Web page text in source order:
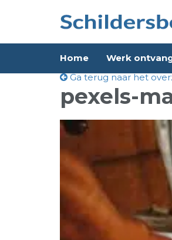
Home Werk
Ga terug naar het
pexels-